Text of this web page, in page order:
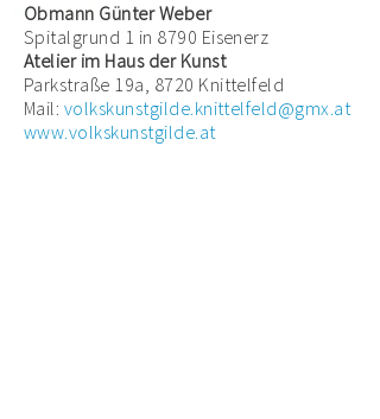
Obmann Günter Weber
Spitalgrund 1 in 8790 Eisenerz
Atelier im Haus der Kunst
Parkstraße 19a, 8720 Knittelfeld
Mail: volkskunstgilde.knittelfeld@gmx.at
www.volkskunstgilde.at